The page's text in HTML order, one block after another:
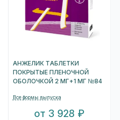
АНЖЕЛИК ТАБЛЕТКИ
ПОКРЫТЫЕ ПЛЕНОЧНОЙ
ОБОЛОЧКОЙ 2 МГ+1 МГ №84
Все формы выпуска
от 3 928 ₽